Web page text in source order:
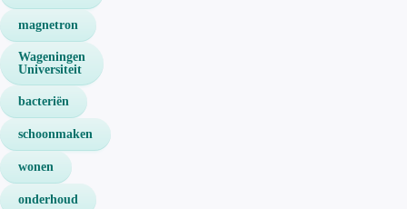
magnetron
Wageningen
Universiteit
bacteriën
schoonmaken
wonen
onderhoud